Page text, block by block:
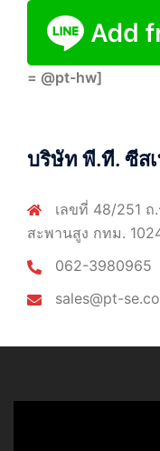
= @pt-hw]
บริษัท พี.ที. ซีส
เลขที่ 48/251
สะพานสูง กทม.
062-3980965
sales@pt-